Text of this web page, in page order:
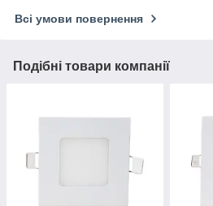
Всі умови повернення
Подібні товари компанії